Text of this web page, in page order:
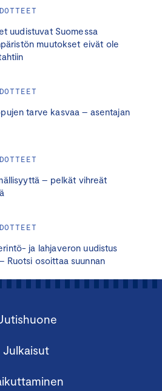
uudistuvat Suomessa
muutokset eivät ole
tarve kasvaa – asentajan
– pelkät vihreät
ja lahjaveron uudistus
Ruotsi osoittaa suunnan
Julkaisut